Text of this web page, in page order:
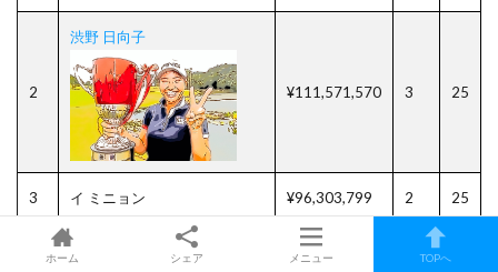
2
渋野 日向子
¥111,571,570 3 25
3 イ ミニョン ¥96,303,799 2 25
鈴木 愛 ¥87,485,165
ホーム シェア メニュー TOPへ